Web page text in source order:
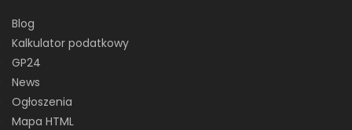
Blog
Kalkulator podatkowy
GP24
News
Ogłoszenia
Mapa HTML